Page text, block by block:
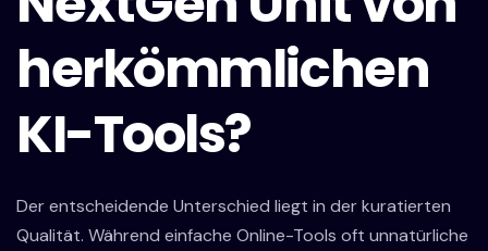
herkömmlichen
KI-Tools?
Der entscheidende Unterschied liegt in der kuratierten
Qualität. Während einfache Online-Tools oft unnatürliche